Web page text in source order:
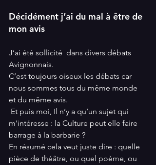
Décidément j’ai du mal à être de
mon avis
J’ai été sollicité  dans divers débats
Avignonnais.
C’est toujours oiseux les débats car
nous sommes tous du même monde
et du même avis.
m’intéresse : la Culture peut elle faire
barrage à la barbarie ?
En résumé cela veut juste dire : quelle
pièce de théâtre, ou quel poème, ou